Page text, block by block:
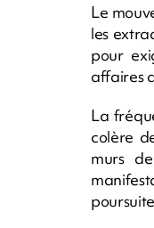
Le
les
pour
affaires
La
colère
murs